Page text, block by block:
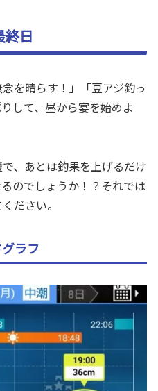
日
を晴らす！」「豆アジ釣っ
して、昼から宴を始めよ
、あとは釣果を上げるだけ
のでしょうか！？それでは
ださい。
ラフ